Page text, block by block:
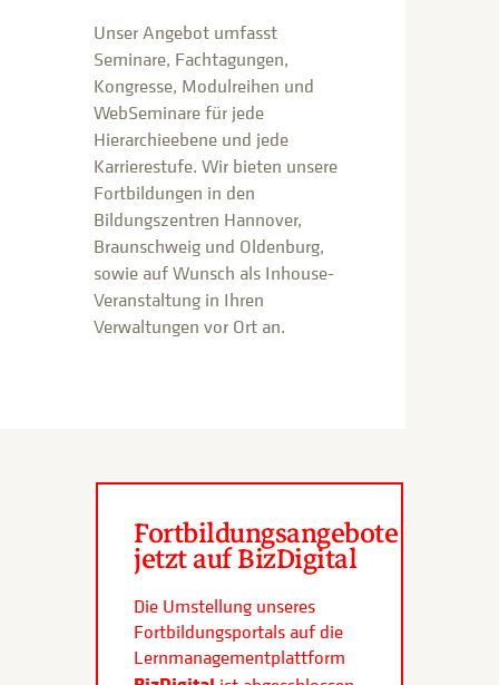
Unser Angebot umfasst
Seminare, Fachtagungen,
Kongresse, Modulreihen und
WebSeminare für jede
Hierarchieebene und jede
Karrierestufe. Wir bieten unsere
Fortbildungen in den
Bildungszentren Hannover,
Braunschweig und Oldenburg,
sowie auf Wunsch als Inhouse-
Veranstaltung in Ihren
Verwaltungen vor Ort an.
Fortbildungsangebote
jetzt auf BizDigital
Die Umstellung unseres
Fortbildungsportals auf die
Lernmanagementplattform